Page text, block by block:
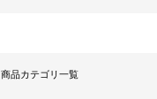
商品カテゴリ一覧